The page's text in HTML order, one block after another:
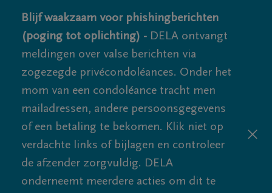
Blijf waakzaam voor phishingberichten
(poging tot oplichting) - DELA ontvangt
meldingen over valse berichten via
zogezegde privécondoléances. Onder het
mom van een condoléance tracht men
mailadressen, andere persoonsgegevens
of een betaling te bekomen. Klik niet op
verdachte links of bijlagen en controleer
de afzender zorgvuldig. DELA
onderneemt meerdere acties om dit te